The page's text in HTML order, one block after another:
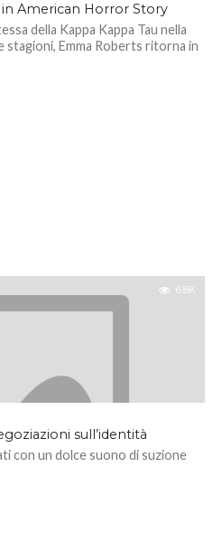
American Horror Story
della Kappa Kappa Tau nella
stagioni, Emma Roberts ritorna in
6.8K
sull’identità
con un dolce suono di suzione